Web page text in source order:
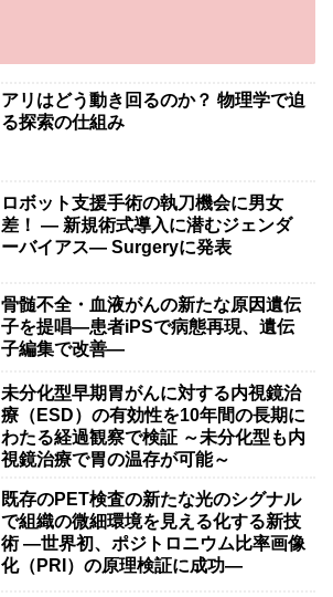
アリはどう動き回るのか？ 物理学で迫
る探索の仕組み
ロボット支援手術の執刀機会に男女
差！ — 新規術式導入に潜むジェンダ
ーバイアス— Surgeryに発表
骨髄不全・血液がんの新たな原因遺伝
子を提唱―患者iPSで病態再現、遺伝
子編集で改善―
未分化型早期胃がんに対する内視鏡治
療（ESD）の有効性を10年間の長期に
わたる経過観察で検証 ～未分化型も内
視鏡治療で胃の温存が可能～
既存のPET検査の新たな光のシグナル
で組織の微細環境を見える化する新技
術 ―世界初、ポジトロニウム比率画像
化（PRI）の原理検証に成功―